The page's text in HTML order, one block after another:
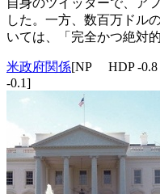
自身のツイッターで、ア
した。一方、数百万ドル
いては、「完全かつ絶対
米政府関係[NP HDP -0.8
-0.1]